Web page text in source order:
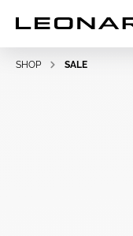
SHOP SALE